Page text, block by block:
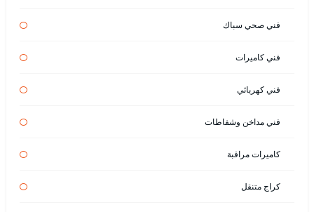
فني صحي سباك
فني كاميرات
فني كهربائي
فني مداخن وشفاطات
كاميرات مراقبة
كراج متنقل